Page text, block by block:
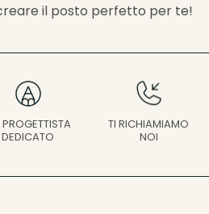
il posto perfetto per te!
DEDICATO
TI RICHIAMIAMO
NOI